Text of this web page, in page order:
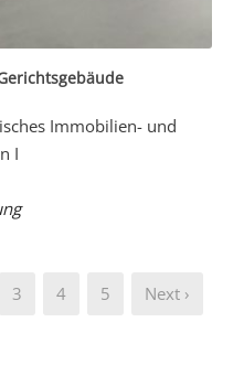
Immobilien- und
I
3 4 5 Next ›